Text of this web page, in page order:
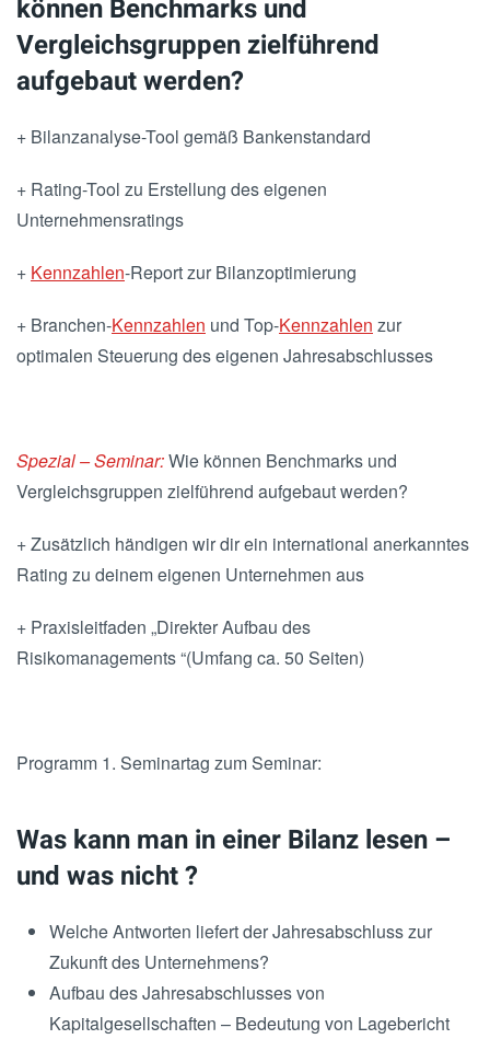
können Benchmarks und
Vergleichsgruppen zielführend
aufgebaut werden?
+ Bilanzanalyse-Tool gemäß Bankenstandard
+ Rating-Tool zu Erstellung des eigenen
Unternehmensratings
+ Kennzahlen-Report zur Bilanzoptimierung
+ Branchen-Kennzahlen und Top-Kennzahlen zur
optimalen Steuerung des eigenen Jahresabschlusses
Spezial – Seminar:Wie können Benchmarks und
Vergleichsgruppen zielführend aufgebaut werden?
+ Zusätzlich händigen wir dir ein international anerkanntes
Rating zu deinem eigenen Unternehmen aus
+ Praxisleitfaden „Direkter Aufbau des
Risikomanagements “(Umfang ca. 50 Seiten)
Programm 1. Seminartag zum Seminar:
Was kann man in einer Bilanz lesen –
und was nicht ?
Welche Antworten liefert der Jahresabschluss zur
Zukunft des Unternehmens?
Aufbau des Jahresabschlusses von
Kapitalgesellschaften – Bedeutung von Lagebericht